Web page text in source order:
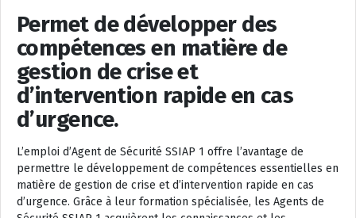
Permet de développer des
compétences en matière de
gestion de crise et
d’intervention rapide en cas
d’urgence.
L’emploi d’Agent de Sécurité SSIAP 1 offre l’avantage de
permettre le développement de compétences essentielles en
matière de gestion de crise et d’intervention rapide en cas
d’urgence. Grâce à leur formation spécialisée, les Agents de